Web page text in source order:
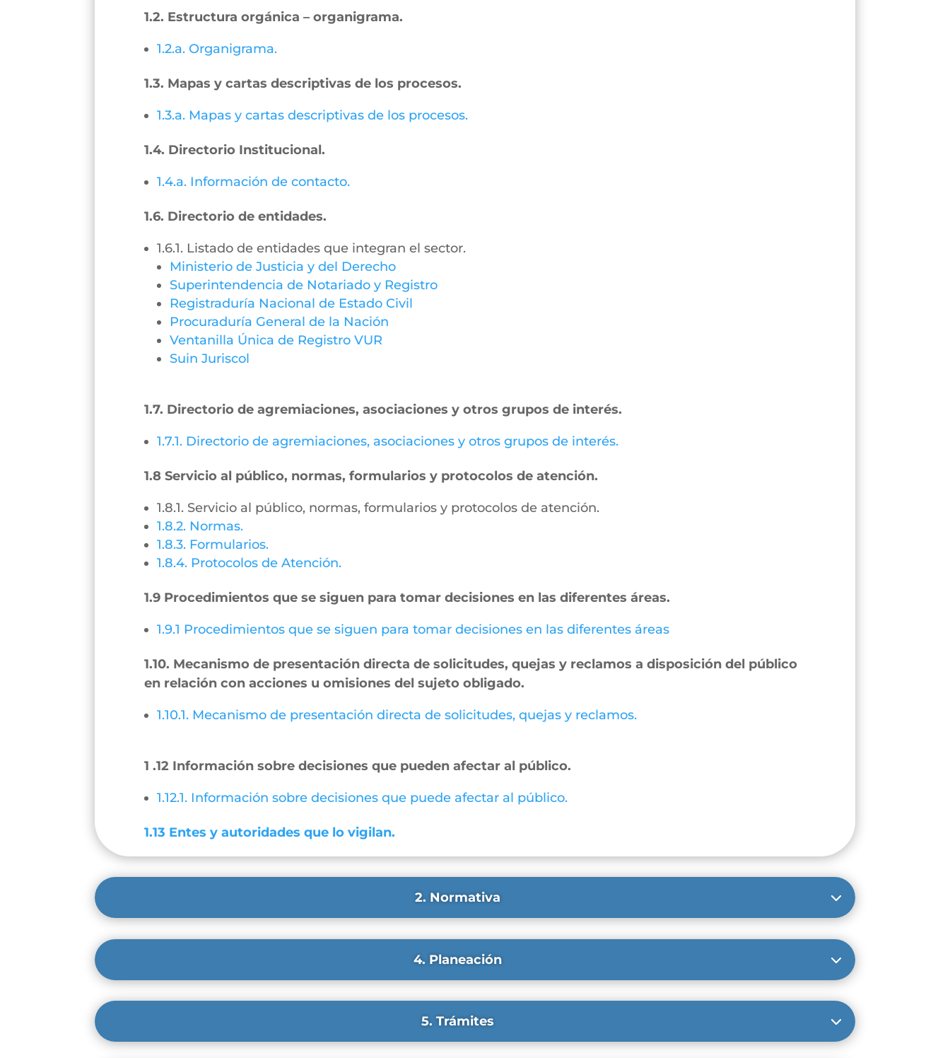
1.2. Estructura orgánica – organigrama.
1.2.a. Organigrama.
1.3. Mapas y cartas descriptivas de los procesos.
1.3.a. Mapas y cartas descriptivas de los procesos.
1.4. Directorio Institucional.
1.4.a. Información de contacto.
1.6. Directorio de entidades.
1.6.1. Listado de entidades que integran el sector.
Ministerio de Justicia y del Derecho
Superintendencia de Notariado y Registro
Registraduría Nacional de Estado Civil
Procuraduría General de la Nación
Ventanilla Única de Registro VUR
Suin Juriscol
1.7. Directorio de agremiaciones, asociaciones y otros grupos de interés.
1.7.1. Directorio de agremiaciones, asociaciones y otros grupos de interés.
1.8 Servicio al público, normas, formularios y protocolos de atención.
1.8.1. Servicio al público, normas, formularios y protocolos de atención.
1.8.2. Normas.
1.8.3. Formularios.
1.8.4. Protocolos de Atención.
1.9 Procedimientos que se siguen para tomar decisiones en las diferentes áreas.
1.9.1 Procedimientos que se siguen para tomar decisiones en las diferentes áreas
1.10. Mecanismo de presentación directa de solicitudes, quejas y reclamos a disposición del público
en relación con acciones u omisiones del sujeto obligado.
1.10.1. Mecanismo de presentación directa de solicitudes, quejas y reclamos.
1 .12 Información sobre decisiones que pueden afectar al público.
1.12.1. Información sobre decisiones que puede afectar al público.
1.13 Entes y autoridades que lo vigilan.
2. Normativa
4. Planeación
5. Trámites